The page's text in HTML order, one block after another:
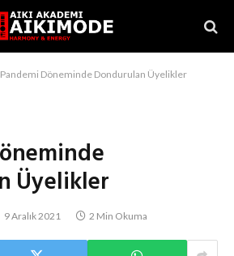
Pandemi Döneminde Dondurulan Üyelikler
Üyelikler
9 Aralık 2021 2 Min Okuma